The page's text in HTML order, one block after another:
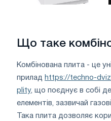
Що таке
Комбінована плита - це
прилад https://techno-
plity, що поєднує в собі
елементів, зазвичай
Така плита дозволяє